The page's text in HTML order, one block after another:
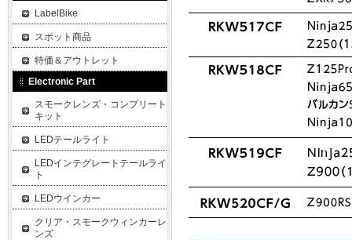
LabelBike
スポット商品
特価＆アウトレット
Electronic Part
スモークレンズ・コンプリート
キット
LEDテールライト
LEDインテグレートテールライ
ト
LEDウインカー
クリア・スモークウィンカーレ
ンズ